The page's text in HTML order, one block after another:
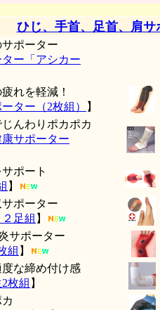
ひじ、手首、足首、肩サ
サポーター
ー「アシカー
れを軽減！
ター（2枚組） 】
んわりポカポカ
サポーター
ポート
】
サポーター
２足組 】
サポーター
組 】
度な締め付け感
枚組 】